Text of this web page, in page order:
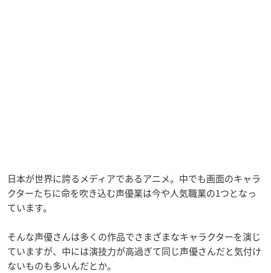
日本が世界に誇るメディアであるアニメ。中でも画面のキャラ
クターたちに命を吹き込む声優業は今や人気職業の1つとなっ
ています。
そんな声優さんは多くの作品でさまざまなキャラクターを演じ
ていますが、中には演技力が高過ぎて同じ声優さんだと気付け
ないものも多いんだとか。